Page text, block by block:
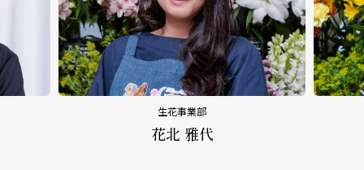
生花事業部
花北 雅代